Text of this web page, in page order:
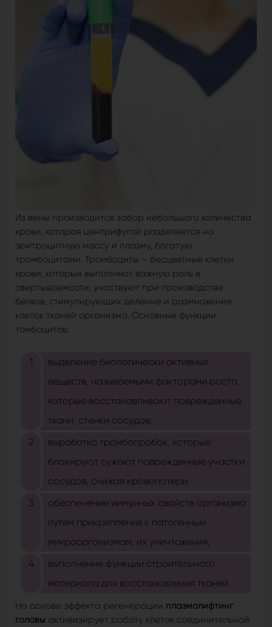
Из вены производится забор небольшого количества
крови, которая центрифугой разделяется на
эритроцитную массу и плазму, богатую
тромбоцитами. Тромбоциты – бесцветные клетки
крови, которые выполняют важную роль в
свертываемости, участвуют при производстве
белков, стимулирующих деление и размножение
клеток тканей организма. Основные функции
томбоцитов:
выделение биологически активных
веществ, называемыми факторами роста,
которые восстанавливают поврежденные
ткани, стенки сосудов;
выработка тромбопробок, которые
блокируют сужают поврежденные участки
сосудов, снижая кровопотери;
обеспечение иммунных свойств организма
путем прикрепления к патогенным
микроорганизмам, их уничтожения;
выполнение функции строительного
материала для восстановления тканей.
На основе эффекта регенерации плазмолифтинг
головы активизирует работу клеток соединительной